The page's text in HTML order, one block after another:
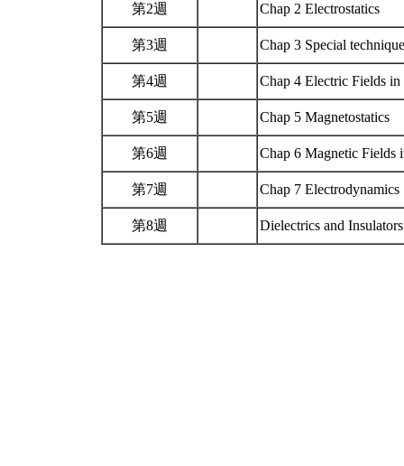
第2週 Chap 2 Electrostatics
第3週 Chap 3 Special
第4週 Chap 4 Electric Fields
第5週 Chap 5 Magnetostatics
第6週 Chap 6 Magnetic Fields
第7週 Chap 7 Electrodynamics
第8週 Dielectrics and